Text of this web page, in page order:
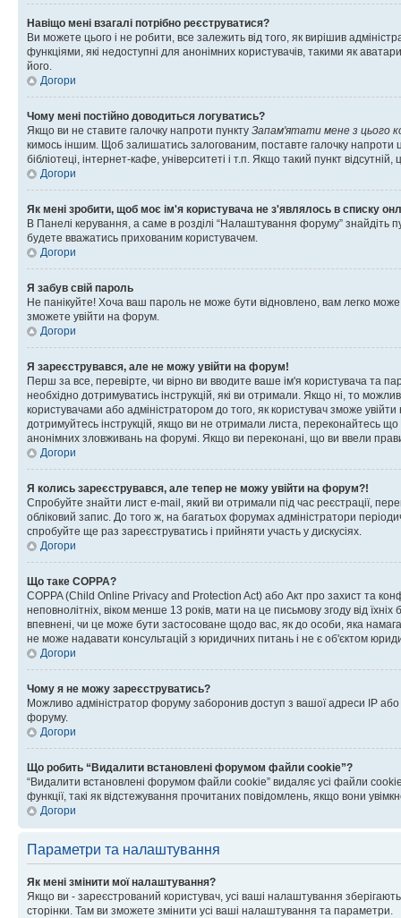
Навіщо мені взагалі потрібно реєструватися?
Ви можете цього і не робити, все залежить від того, як вирішив
функціями, які недоступні для анонімних користувачів, такими як
його.
Догори
Чому мені постійно доводиться логуватись?
Якщо ви не ставите галочку напроти пункту Запам'ятати мене з цього
кимось іншим. Щоб залишатись залогованим, поставте галочку
бібліотеці, інтернет-кафе, університеті і т.п. Якщо такий пункт
Догори
Як мені зробити, щоб моє ім'я користувача не з'являлось в списку
В Панелі керування, а саме в розділі “Налаштування форуму” знайдіть
будете вважатись прихованим користувачем.
Догори
Я забув свій пароль
Не панікуйте! Хоча ваш пароль не може бути відновлено, вам легко
зможете увійти на форум.
Догори
Я зареєструвався, але не можу увійти на форум!
Перш за все, перевірте, чи вірно ви вводите ваше ім'я користувача та
необхідно дотримуватись інструкцій, які ви отримали. Якщо ні, то
користувачами або адміністратором до того, як користувач зможе
дотримуйтесь інструкцій, якщо ви не отримали листа, переконайтесь
анонімних зловживань на форумі. Якщо ви переконані, що ви ввели
Догори
Я колись зареєструвався, але тепер не можу увійти на форум?!
Спробуйте знайти лист e-mail, який ви отримали під час реєстрації,
обліковий запис. До того ж, на багатьох форумах адміністратори
спробуйте ще раз зареєструватись і прийняти участь у дискусіях.
Догори
Що таке COPPA?
COPPA (Child Online Privacy and Protection Act) або Акт про захист та
неповнолітніх, віком менше 13 років, мати на це письмову згоду від
впевнені, чи це може бути застосоване щодо вас, як до особи, яка
не може надавати консультацій з юридичних питань і не є об'єктом
Догори
Чому я не можу зареєструватись?
Можливо адміністратор форуму заборонив доступ з вашої адреси IP або
форуму.
Догори
Що робить “Видалити встановлені форумом файли cookie”?
“Видалити встановлені форумом файли cookie” видаляє усі файли
функції, такі як відстежування прочитаних повідомлень, якщо вони
Догори
Параметри та налаштування
Як мені змінити мої налаштування?
Якщо ви - зареєстрований користувач, усі ваші налаштування
сторінки. Там ви зможете змінити усі ваші налаштування та параметри.